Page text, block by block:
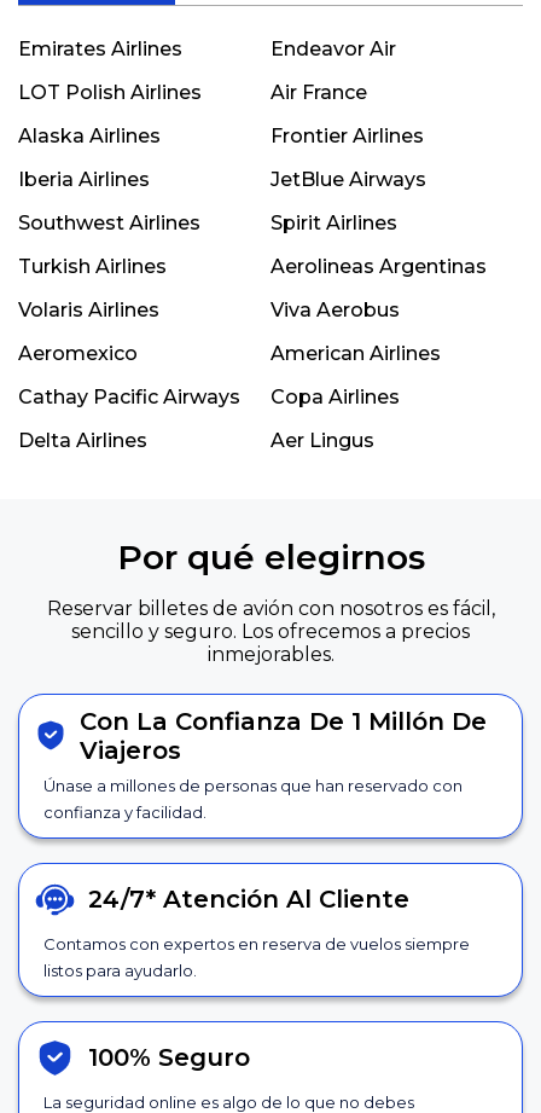
Emirates Airlines
Endeavor Air
LOT Polish Airlines
Air France
Alaska Airlines
Frontier Airlines
Iberia Airlines
JetBlue Airways
Southwest Airlines
Spirit Airlines
Turkish Airlines
Aerolineas Argentinas
Volaris Airlines
Viva Aerobus
Aeromexico
American Airlines
Cathay Pacific Airways
Copa Airlines
Delta Airlines
Aer Lingus
Por qué elegirnos
Reservar billetes de avión con nosotros es fácil,
sencillo y seguro. Los ofrecemos a precios
inmejorables.
Con La Confianza De 1 Millón De
Viajeros
Únase a millones de personas que han reservado con
confianza y facilidad.
24/7* Atención Al Cliente
Contamos con expertos en reserva de vuelos siempre
listos para ayudarlo.
100% Seguro
La seguridad online es algo de lo que no debes